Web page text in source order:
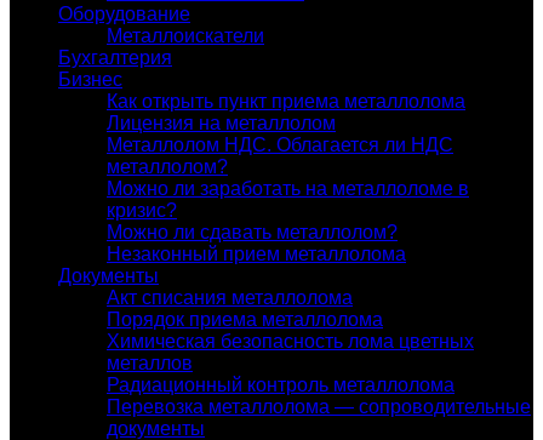
Оборудование
Металлоискатели
Бухгалтерия
Бизнес
Как открыть пункт приема металлолома
Лицензия на металлолом
Металлолом НДС. Облагается ли НДС
металлолом?
Можно ли заработать на металлоломе в
кризис?
Можно ли сдавать металлолом?
Незаконный прием металлолома
Документы
Акт списания металлолома
Порядок приема металлолома
Химическая безопасность лома цветных
металлов
Радиационный контроль металлолома
Перевозка металлолома — сопроводительные
документы